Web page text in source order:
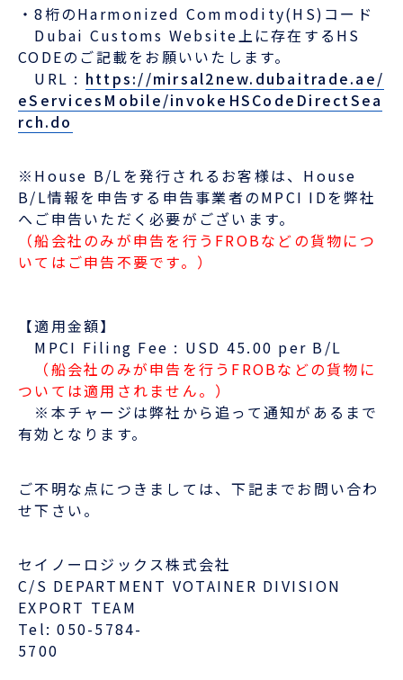
・8桁のHarmonized Commodity(HS)コード
Dubai Customs Website上に存在するHS
CODEのご記載をお願いいたします。
URL : https://mirsal2new.dubaitrade.ae/
eServicesMobile/invokeHSCodeDirectSea
rch.do
※House B/Lを発行されるお客様は、House
B/L情報を申告する申告事業者のMPCI IDを弊社
へご申告いただく必要がございます。
（船会社のみが申告を行うFROBなどの貨物につ
いてはご申告不要です。）
【適用金額】
MPCI Filing Fee : USD 45.00 per B/L
（船会社のみが申告を行うFROBなどの貨物に
ついては適用されません。）
※本チャージは弊社から追って通知があるまで
有効となります。
ご不明な点につきましては、下記までお問い合わ
せ下さい。
セイノーロジックス株式会社
C/S DEPARTMENT VOTAINER DIVISION
EXPORT TEAM
Tel: 050-5784-